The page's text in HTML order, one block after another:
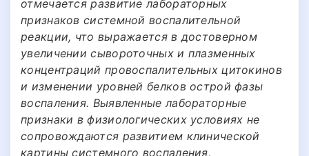
отмечается развитие лабораторных
признаков системной воспалительной
реакции, что выражается в достоверном
увеличении сывороточных и плазменных
концентраций провоспалительных цитокинов
и изменении уровней белков острой фазы
воспаления. Выявленные лабораторные
признаки в физиологических условиях не
сопровождаются развитием клинической
картины системного воспаления,